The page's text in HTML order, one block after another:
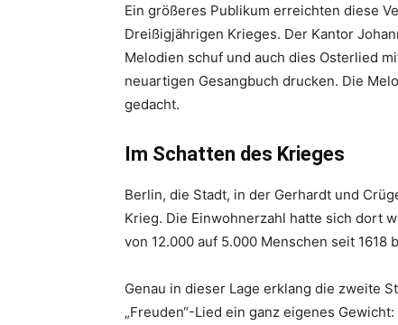
Ein größeres Publikum erreichten diese
Dreißigjährigen Krieges. Der Kantor
Melodien schuf und auch dies Osterlied
neuartigen Gesangbuch drucken. Die
gedacht.
Im Schatten des Krieges
Berlin, die Stadt, in der Gerhardt und
Krieg. Die Einwohnerzahl hatte sich dort
von 12.000 auf 5.000 Menschen seit
Genau in dieser Lage erklang die zweite
„Freuden“-Lied ein ganz eigenes